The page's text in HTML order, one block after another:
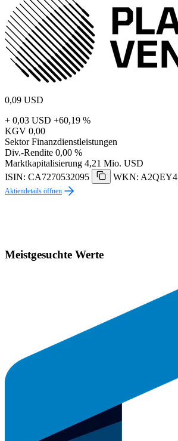
0,09 USD
+ 0,03 USD +60,19 %
KGV 0,00
Sektor Finanzdienstleistungen
Div.-Rendite 0,00 %
Marktkapitalisierung 4,21 Mio. USD
ISIN: CA7270532095
WKN: A2QEY4
Aktiendetails öffnen
Meistgesuchte Werte